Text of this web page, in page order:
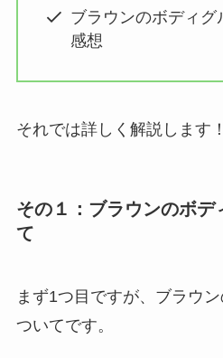
ブラウンのボディグ
感想
それでは詳しく解説します！
その１：ブラウンのボデ
て
まず1つ目ですが、ブラウ
ついてです。